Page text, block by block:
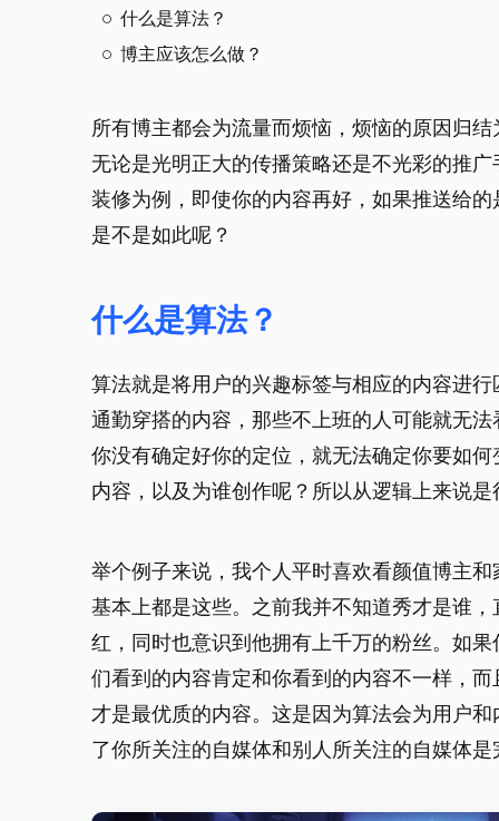
什么是算法？
博主应该怎么做？
所有博主都会为流量而烦恼，烦恼的原因归
无论是光明正大的传播策略还是不光彩的推
装修为例，即使你的内容再好，如果推送给
是不是如此呢？
什么是算法？
算法就是将用户的兴趣标签与相应的内容进
通勤穿搭的内容，那些不上班的人可能就无
你没有确定好你的定位，就无法确定你要如
内容，以及为谁创作呢？所以从逻辑上来说是
举个例子来说，我个人平时喜欢看颜值博主
基本上都是这些。之前我并不知道秀才是谁
红，同时也意识到他拥有上千万的粉丝。如
们看到的内容肯定和你看到的内容不一样，
才是最优质的内容。这是因为算法会为用户
了你所关注的自媒体和别人所关注的自媒体